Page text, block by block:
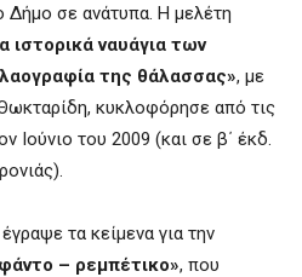
Δήμο σε ανάτυπα. Η μελέτη
ιστορικά ναυάγια των
της θάλασσας», με
κυκλοφόρησε από τις
Ιούνιο του 2009 (και σε β΄ έκδ.
τα κείμενα για την
– ρεμπέτικο», που